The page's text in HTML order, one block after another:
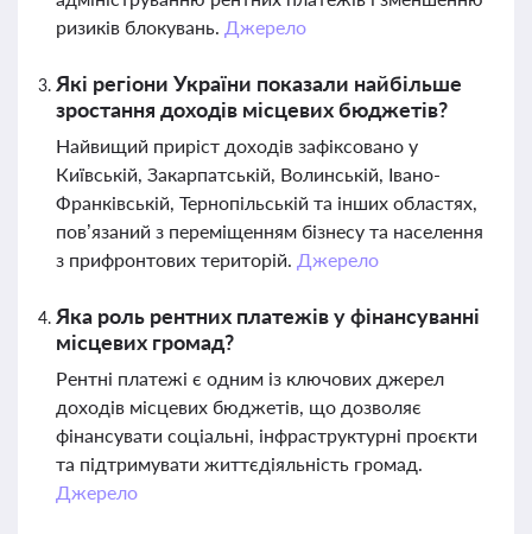
ризиків блокувань. Джерело
Які регіони України показали найбільше
зростання доходів місцевих бюджетів?
Найвищий приріст доходів зафіксовано у
Київській, Закарпатській, Волинській, Івано-
Франківській, Тернопільській та інших областях,
пов’язаний з переміщенням бізнесу та населення
з прифронтових територій. Джерело
Яка роль рентних платежів у фінансуванні
місцевих громад?
Рентні платежі є одним із ключових джерел
доходів місцевих бюджетів, що дозволяє
фінансувати соціальні, інфраструктурні проєкти
та підтримувати життєдіяльність громад.
Джерело